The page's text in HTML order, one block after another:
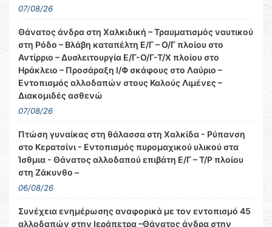
07/08/26
Θάνατος άνδρα στη Χαλκιδική – Τραυματισμός ναυτικού
στη Ρόδο – Βλάβη καταπέλτη Ε/Γ – Ο/Γ πλοίου στο
Αντίρριο – Δυσλειτουργία Ε/Γ-Ο/Γ-Τ/Χ πλοίου στο
Ηράκλειο – Προσάραξη Ι/Φ σκάφους στο Λαύριο –
Εντοπισμός αλλοδαπών στους Καλούς Λιμένες –
Διακομιδές ασθενώ
07/08/26
Πτώση γυναίκας στη θάλασσα στη Χαλκίδα - Ρύπανση
στο Κερατσίνι - Εντοπισμός πυρομαχικού υλικού στα
Ίσθμια - Θάνατος αλλοδαπού επιβάτη Ε/Γ – Τ/Ρ πλοίου
στη Ζάκυνθο –
06/08/26
Συνέχεια ενημέρωσης αναφορικά με τον εντοπισμό 45
αλλοδαπών στην Ιεράπετρα –Θάνατος άνδρα στην